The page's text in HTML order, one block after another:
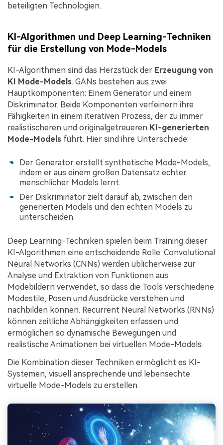
beteiligten Technologien.
KI-Algorithmen und Deep Learning-Techniken
für die Erstellung von Mode-Models
KI-Algorithmen sind das Herzstück der Erzeugung von
KI Mode-Models. GANs bestehen aus zwei
Hauptkomponenten: Einem Generator und einem
Diskriminator. Beide Komponenten verfeinern ihre
Fähigkeiten in einem iterativen Prozess, der zu immer
realistischeren und originalgetreueren KI-generierten
Mode-Models führt. Hier sind ihre Unterschiede:
Der Generator erstellt synthetische Mode-Models,
indem er aus einem großen Datensatz echter
menschlicher Models lernt.
Der Diskriminator zielt darauf ab, zwischen den
generierten Models und den echten Models zu
unterscheiden.
Deep Learning-Techniken spielen beim Training dieser
KI-Algorithmen eine entscheidende Rolle. Convolutional
Neural Networks (CNNs) werden üblicherweise zur
Analyse und Extraktion von Funktionen aus
Modebildern verwendet, so dass die Tools verschiedene
Modestile, Posen und Ausdrücke verstehen und
nachbilden können. Recurrent Neural Networks (RNNs)
können zeitliche Abhängigkeiten erfassen und
ermöglichen so dynamische Bewegungen und
realistische Animationen bei virtuellen Mode-Models.
Die Kombination dieser Techniken ermöglicht es KI-
Systemen, visuell ansprechende und lebensechte
virtuelle Mode-Models zu erstellen.